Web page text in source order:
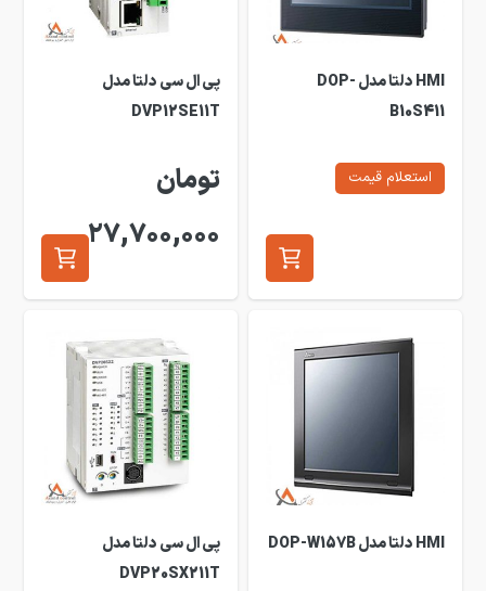
HMI دلتا مدل DOP-
B10S411
استعلام قیمت
پی ال سی دلتا مدل
DVP12SE11T
تومان
27,700,000
HMI دلتا مدل DOP-W157B
پی ال سی دلتا مدل
DVP20SX211T